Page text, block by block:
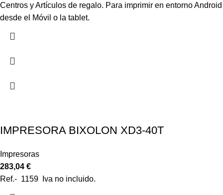
Centros y Artículos de regalo. Para imprimir en entorno Android
desde el Móvil o la tablet.
IMPRESORA BIXOLON XD3-40T
Impresoras
283,04 €
Ref.- 1159 Iva no incluido.